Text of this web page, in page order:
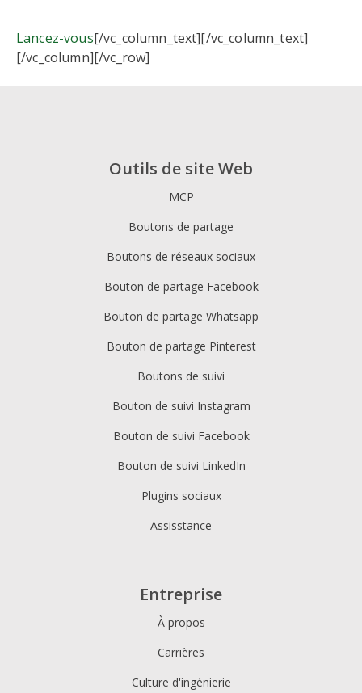
Lancez-vous[/vc_column_text][/vc_column_text]
[/vc_column][/vc_row]
Outils de site Web
MCP
Boutons de partage
Boutons de réseaux sociaux
Bouton de partage Facebook
Bouton de partage Whatsapp
Bouton de partage Pinterest
Boutons de suivi
Bouton de suivi Instagram
Bouton de suivi Facebook
Bouton de suivi LinkedIn
Plugins sociaux
Assisstance
Entreprise
À propos
Carrières
Culture d'ingénierie